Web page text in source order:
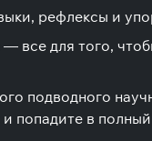
рефлексы и
все для того,
подводного
попадите в